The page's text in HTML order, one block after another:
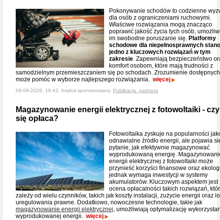
Pokonywanie schodów to codzienne
dla osób z ograniczeniami ruchowymi.
Właściwe rozwiązania mogą znacząco
poprawić jakość życia tych osób,
im swobodne poruszanie się. Platformy
schodowe dla niepełnosprawnych
jedno z kluczowych rozwiązań w tym
zakresie. Zapewniają bezpieczeństwo
komfort osobom, które mają trudności z
samodzielnym przemieszczaniem się po schodach. Zrozumienie
może pomóc w wyborze najlepszego rozwiązania. więcej
09-06-2026, 18:42, Artykuł sponsorowany, Publikacja_partnera
Magazynowanie energii elektrycznej z fotowoltaiki -
się opłaca?
Fotowoltaika zyskuje na popularności
odnawialne źródło energii, ale pojawia
pytanie, jak efektywnie magazynować
wyprodukowaną energię.
energii elektrycznej z fotowoltaiki może
przynieść korzyści finansowe oraz
jednak wymaga inwestycji w systemy
akumulatorów. Kluczowym aspektem jest
ocena opłacalności takich rozwiązań,
zależy od wielu czynników, takich jak koszty instalacji, zużycie energii oraz
uregulowania prawne. Dodatkowo, nowoczesne technologie, takie jak
magazynowanie energii elektrycznej, umożliwiają optymalizację
wyprodukowanej energii. więcej